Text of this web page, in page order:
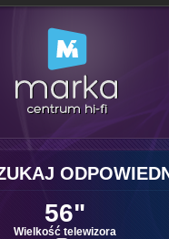
56"
Wielkość telewizora